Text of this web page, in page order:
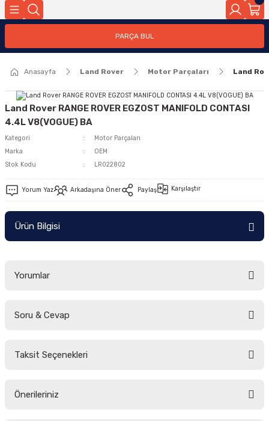
PARÇA BUL
Anasayfa Land Rover Motor Parçaları Land
Land Rover RANGE ROVER EGZOST MANIFOLD CONTASI
4.4L V8(VOGUE) BA
Kategori
Motor Parçaları
Marka
OEM
Stok Kodu
LR022802
Yorum Yaz Arkadaşına Öner Paylaş Karşılaştır
Ürün Bilgisi
Yorumlar
Soru & Cevap
Taksit Seçenekleri
Önerileriniz